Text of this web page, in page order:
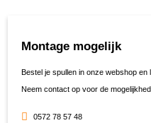
Montage mogelijk
Bestel je spullen in onze webshop
Neem contact op voor de
0572 78 57 48